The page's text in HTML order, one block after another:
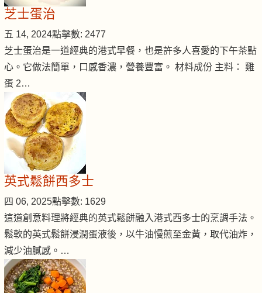
芝士蛋治
五 14, 2024點擊數: 2477
芝士蛋治是一道經典的港式早餐，也是許多人喜愛的下午茶點
心。它做法簡單，口感香濃，營養豐富。 材料成份 主料： 雞
蛋 2…
英式鬆餅西多士
四 06, 2025點擊數: 1629
這道創意料理將經典的英式鬆餅融入港式西多士的烹調手法。
鬆軟的英式鬆餅浸潤蛋液後，以牛油慢煎至金黃，取代油炸，
減少油膩感。…